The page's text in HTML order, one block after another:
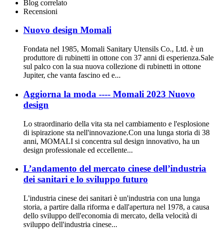
Blog correlato
Recensioni
Nuovo design Momali
Fondata nel 1985, Momali Sanitary Utensils Co., Ltd. è un
produttore di rubinetti in ottone con 37 anni di esperienza.Sale
sul palco con la sua nuova collezione di rubinetti in ottone
Jupiter, che vanta fascino ed e...
Aggiorna la moda ---- Momali 2023 Nuovo
design
Lo straordinario della vita sta nel cambiamento e l'esplosione
di ispirazione sta nell'innovazione.Con una lunga storia di 38
anni, MOMALI si concentra sul design innovativo, ha un
design professionale ed eccellente...
L’andamento del mercato cinese dell’industria
dei sanitari e lo sviluppo futuro
L'industria cinese dei sanitari è un'industria con una lunga
storia, a partire dalla riforma e dall'apertura nel 1978, a causa
dello sviluppo dell'economia di mercato, della velocità di
sviluppo dell'industria cinese...